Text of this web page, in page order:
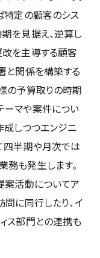
特定の顧客のシス
を見据え、逆算し
を主導する顧客
と関係を構築する
の予算取りの時期
ーマや案件につい
成しつつエンジニ
四半期や月次では
も発生します。
案活動についてア
に同行したり、イ
ス部門との連携も